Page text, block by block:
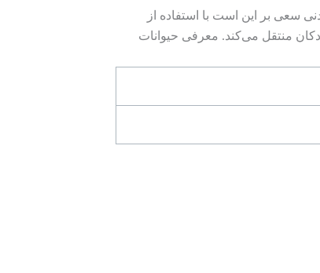
سعی بر این است با استفاده از
منتقل می‌کند. معرفی حیوانات